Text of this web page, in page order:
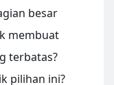
besar
membuat
terbatas?
pilihan ini?